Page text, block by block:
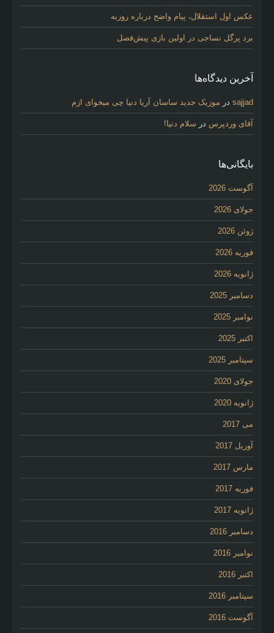
عکس اول استقلال، پیام واضح درباره روزبه
برد پرگل نساجی در اولین بازی پیش‌فصل
آخرین دیدگاه‌ها
sajjad در موزیک جدید ساسان آریا دنیا چی میخوای ازم
آقای وردپرس در سلام دنیا!
بایگانی‌ها
آگوست 2026
جولای 2026
ژوئن 2026
فوریه 2026
ژانویه 2026
دسامبر 2025
نوامبر 2025
اکتبر 2025
سپتامبر 2025
جولای 2020
ژانویه 2020
می 2017
آوریل 2017
مارس 2017
فوریه 2017
ژانویه 2017
دسامبر 2016
نوامبر 2016
اکتبر 2016
سپتامبر 2016
آگوست 2016